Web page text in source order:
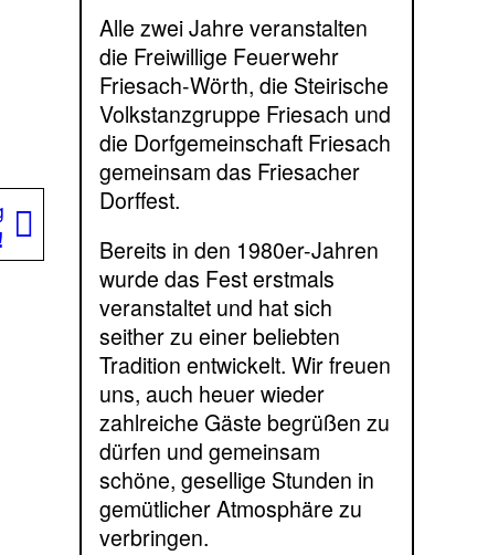
Nächster
Beitrag:
Alle zwei Jahre veranstalten
die Freiwillige Feuerwehr
Friesach-Wörth, die Steirische
Volkstanzgruppe Friesach und
die Dorfgemeinschaft Friesach
gemeinsam das Friesacher
Dorffest.
Bereits in den 1980er-Jahren
wurde das Fest erstmals
veranstaltet und hat sich
seither zu einer beliebten
Tradition entwickelt. Wir freuen
uns, auch heuer wieder
zahlreiche Gäste begrüßen zu
dürfen und gemeinsam
schöne, gesellige Stunden in
gemütlicher Atmosphäre zu
verbringen.